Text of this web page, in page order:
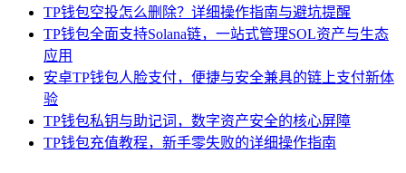
TP钱包空投怎么删除？详细操作指南与避坑提醒
TP钱包全面支持Solana链，一站式管理SOL资产与生态
应用
安卓TP钱包人脸支付，便捷与安全兼具的链上支付新体
验
TP钱包私钥与助记词，数字资产安全的核心屏障
TP钱包充值教程，新手零失败的详细操作指南